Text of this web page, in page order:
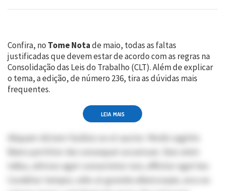
Confira, no Tome Notade maio, todas as faltas
justificadas que devem estar de acordo com as regras na
Consolidação das Leis do Trabalho (CLT). Além de explicar
o tema, a edição, de número 236, tira as dúvidas mais
frequentes.
LEIA MAIS
Aliquam dictum facilisis ex et auctor. Morbi sagittis
libero porttitor dui consequat accumsan. Duis enim
tellus, ultrices eget consectetur non, efficitur eget leo.
Curabitur tempor, odio at gravida ullamcorper, arcu ex